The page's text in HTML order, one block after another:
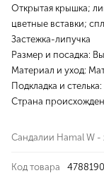
Открытая крышка;
цветные вставки;
Застежка-липучка
Размер и посадка:
Материал и уход:
Подкладка и
Страна
Сандалии Hamal W -
Код товара
4788190